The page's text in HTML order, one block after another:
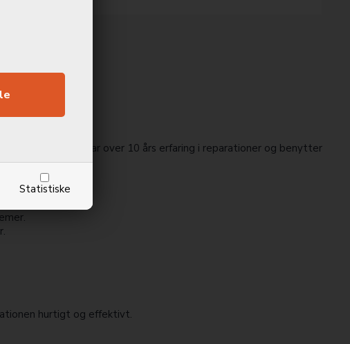
Statistiske
Vores tekniker har over 10 års erfaring i reparationer og benytter
hurtigt og effektivt.